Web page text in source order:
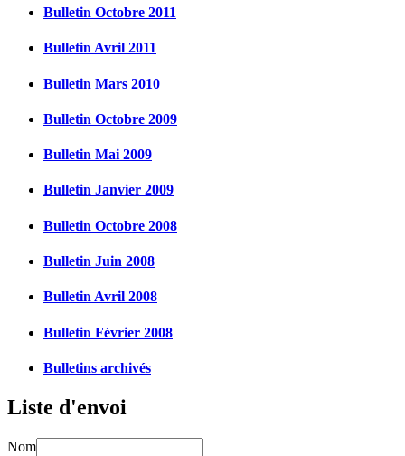
Bulletin Octobre 2011
Bulletin Avril 2011
Bulletin Mars 2010
Bulletin Octobre 2009
Bulletin Mai 2009
Bulletin Janvier 2009
Bulletin Octobre 2008
Bulletin Juin 2008
Bulletin Avril 2008
Bulletin Février 2008
Bulletins archivés
Liste d'envoi
Nom